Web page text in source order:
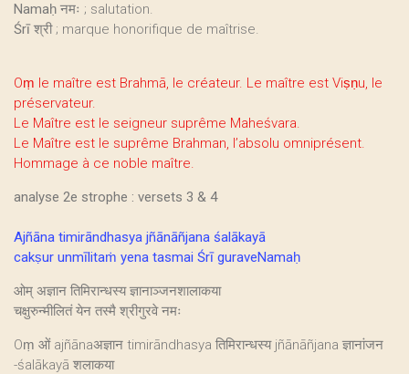
Namaḥ नमः ; salutation.
Śrīश्री ; marque honorifique de maîtrise.
Oṃ le maître est Brahmā, le créateur. Le maître est Viṣṇu, le
préservateur.
Le Maître est le seigneur suprême Maheśvara.
Le Maître est le suprême Brahman, l’absolu omniprésent.
Hommage à ce noble maître.
analyse 2e strophe : versets 3 & 4
Ajñāna timirāndhasya jñānāñjana śalākayā
cakṣur unmīlitaṁ yena tasmai Śrī guraveNamaḥ
ओम् अज्ञान तिमिरान्धस्य ज्ञानाञ्जनशालाकया
चक्षुरुन्मीलितं येन तस्मै श्रीगुरवे नमः
Oṃ ओं ajñānaअज्ञान timirāndhasya तिमिरान्धस्य jñānāñjana ज्ञानांजन
-śalākayā शलाकया